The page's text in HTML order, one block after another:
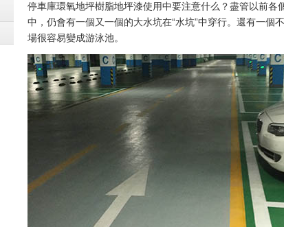
停車庫環氧地坪樹脂地坪漆使用中要注意什么？盡管以前
中，仍會有一個又一個的大水坑在“水坑”中穿行。還有一
場很容易變成游泳池。